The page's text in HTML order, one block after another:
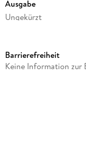
Ausgabe
Ungekürzt
Laufzeit
Barrierefreiheit
Keine Information